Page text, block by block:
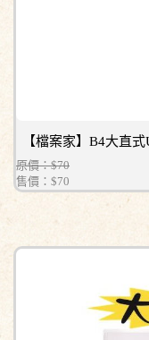
【檔案家】B4大直
原價：$70
售價： $70